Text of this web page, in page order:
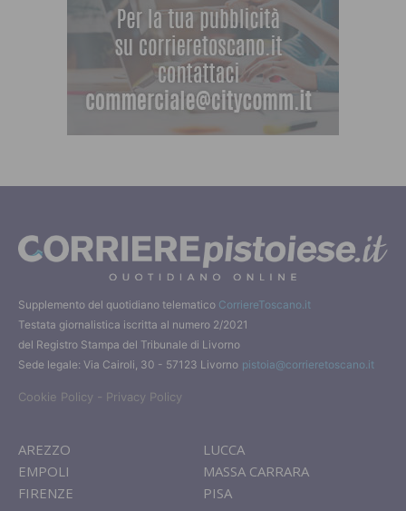
Supplemento del quotidiano telematico CorriereToscano.it
Testata giornalistica iscritta al numero 2/2021
del Registro Stampa del Tribunale di Livorno
Sede legale: Via Cairoli, 30 - 57123 Livorno pistoia@corrieretoscano.it
Cookie Policy - Privacy Policy
AREZZO
EMPOLI
FIRENZE
LUCCA
MASSA CARRARA
PISA